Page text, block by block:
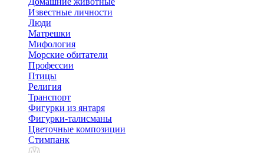
Известные личности
Люди
Матрешки
Мифология
Морские обитатели
Профессии
Птицы
Религия
Транспорт
Фигурки из янтаря
Фигурки-талисманы
Цветочные композиции
Стимпанк